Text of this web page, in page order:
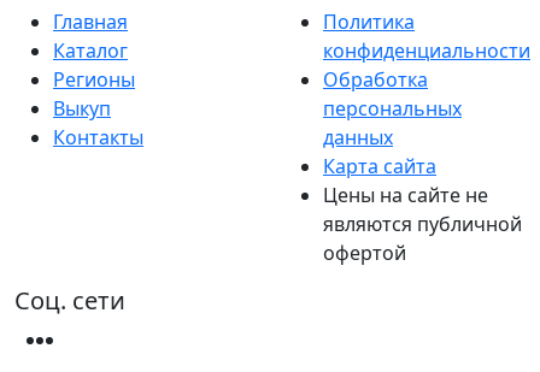
Главная
Каталог
Регионы
Выкуп
Контакты
Политика
конфиденциальности
Обработка
персональных
данных
Карта сайта
Цены на сайте не
являются публичной
офертой
Соц. сети